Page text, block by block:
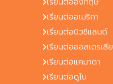
เรียนต่ออเมริกา
เรียนต่อนิวซีแลนด์
เรียนต่อออสเตรเลีย
เรียนต่อแคนาดา
เรียนต่อดูไบ